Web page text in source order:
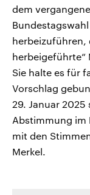
dem
herbeizuführen,
herbeigeführte“
Sie halte es für
Vorschlag
29. Januar
Abstimmung im
mit den
Merkel.